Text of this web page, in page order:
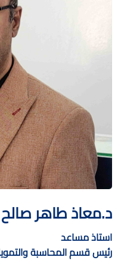
د.معاذ طاهر
استاذ مساعد
رئيس قسم المحاسبة